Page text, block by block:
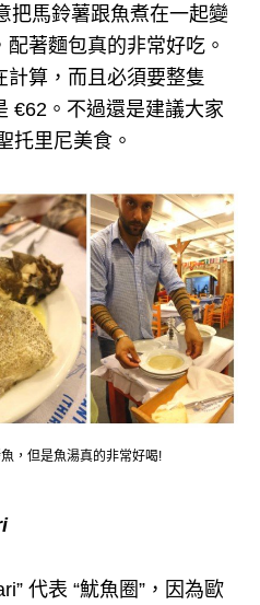
把馬鈴薯跟魚煮在一起變
著麵包真的非常好吃。
計算，而且必須要整隻
€62。不過還是建議大家
托里尼美食。
，但是魚湯真的非常好喝!
代表 “魷魚圈”，因為歐